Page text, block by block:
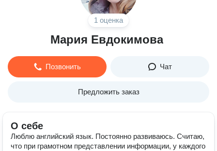
1 оценка
Мария Евдокимова
Позвонить Чат
Предложить заказ
О себе
Люблю английский язык. Постоянно развиваюсь. Считаю,
что при грамотном представлении информации, у каждого